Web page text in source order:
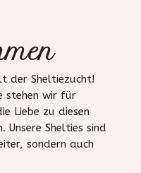
der Sheltiezucht!
stehen wir für
Liebe zu diesen
Unsere Shelties sind
sondern auch